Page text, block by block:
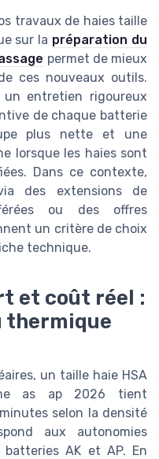
travaux de haies taille
sur la préparation du
permet de mieux
ces nouveaux outils.
entretien rigoureux
de chaque batterie
plus nette et une
lorsque les haies sont
Dans ce contexte,
des extensions de
ou des offres
un critère de choix
technique.
et coût réel :
thermique
un taille haie HSA
as ap 2026 tient
selon la densité
aux autonomies
AK et AP. En